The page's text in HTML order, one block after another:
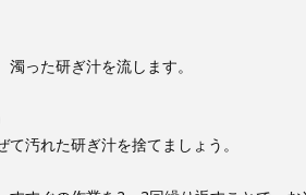
濁った研ぎ汁を流します。
て汚れた研ぎ汁を捨てましょう。